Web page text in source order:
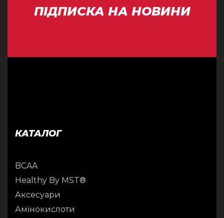
ПІДПИСКА НА НОВИНИ
КАТАЛОГ
BCAA
Healthy By MST®
Аксесуари
Амінокислоти